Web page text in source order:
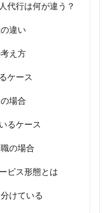
代行は何が違う？
違い
え方
ケース
場合
るケース
の場合
ビス形態とは
けている